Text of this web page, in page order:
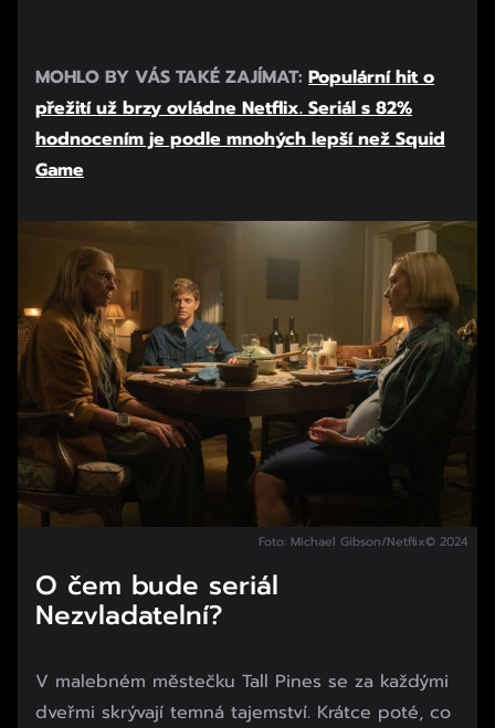
MOHLO BY VÁS TAKÉ ZAJÍMAT: Populární hit o
přežití už brzy ovládne Netflix. Seriál s 82%
hodnocením je podle mnohých lepší než Squid
Game
Foto: Michael Gibson/Netflix© 2024
O čem bude seriál
Nezvladatelní?
V malebném městečku Tall Pines se za každými
dveřmi skrývají temná tajemství. Krátce poté, co